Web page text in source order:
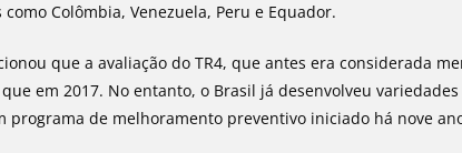
Colômbia, Venezuela, Peru e Equador.
que a avaliação do TR4, que antes era considerada
em 2017. No entanto, o Brasil já desenvolveu
programa de melhoramento preventivo iniciado há nove